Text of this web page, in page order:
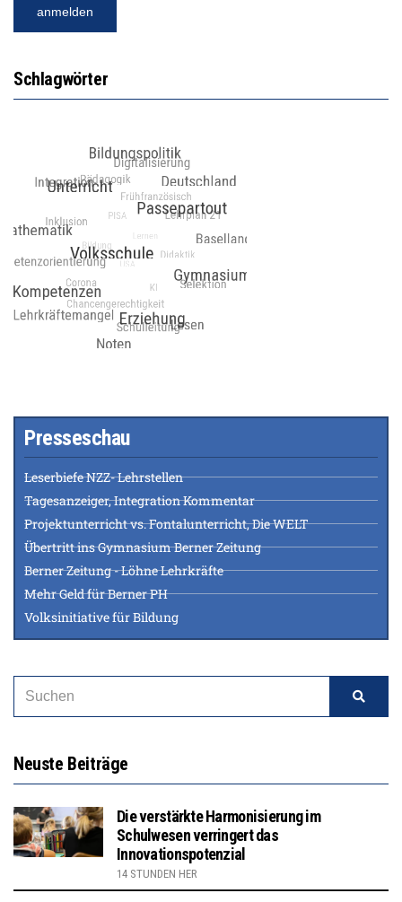
Schlagwörter
Presseschau
Leserbiefe NZZ- Lehrstellen
Tagesanzeiger, Integration Kommentar
Projektunterricht vs. Fontalunterricht, Die WELT
Übertritt ins Gymnasium Berner Zeitung
Berner Zeitung - Löhne Lehrkräfte
Mehr Geld für Berner PH
Volksinitiative für Bildung
Neuste Beiträge
Die verstärkte Harmonisierung im
Schulwesen verringert das
Innovationspotenzial
14 STUNDEN HER